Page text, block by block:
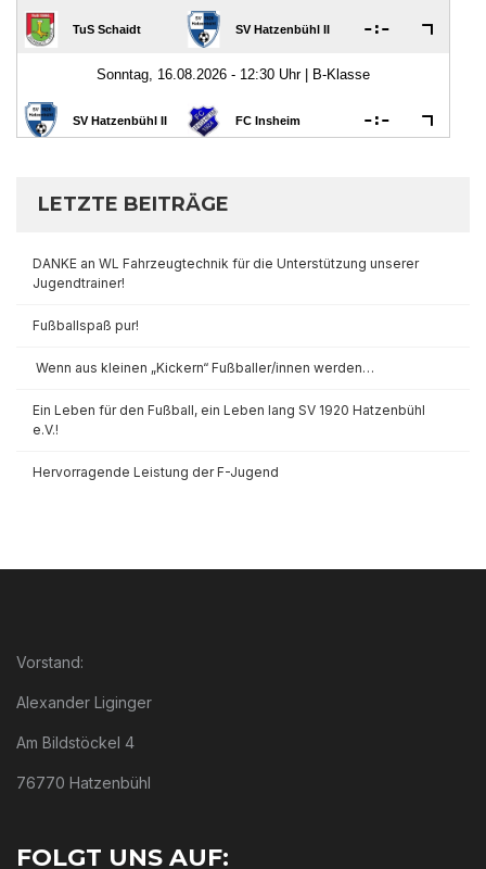
LETZTE BEITRÄGE
DANKE an WL Fahrzeugtechnik für die Unterstützung unserer
Jugendtrainer!
Fußballspaß pur!
Wenn aus kleinen „Kickern“ Fußballer/innen werden…
Ein Leben für den Fußball, ein Leben lang SV 1920 Hatzenbühl
e.V.!
Hervorragende Leistung der F-Jugend
Vorstand:
Alexander Liginger
Am Bildstöckel 4
76770 Hatzenbühl
FOLGT UNS AUF: